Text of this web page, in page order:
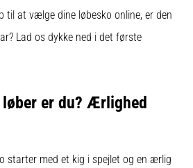
til at vælge dine løbesko online, er den
Lad os dykke ned i det første
er du? Ærlighed
starter med et kig i spejlet og en ærlig